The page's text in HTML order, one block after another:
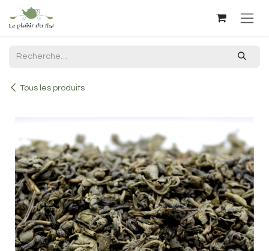
Se rendre au contenu
Tous les produits